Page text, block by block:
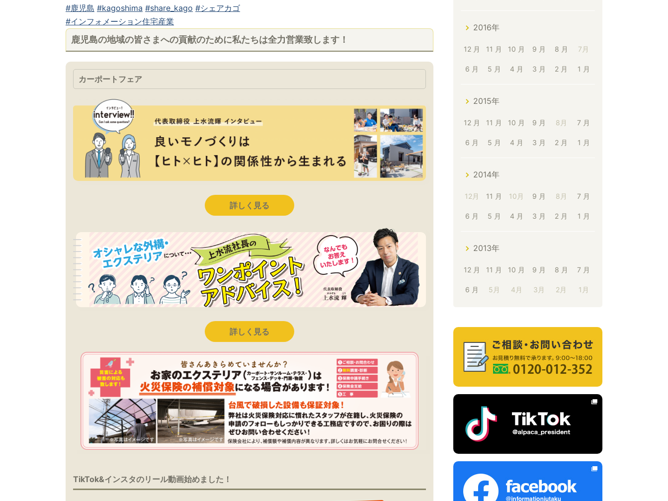
#鹿児島 #kagoshima #share_kago #シェアカゴ
#インフォメーション住宅産業
鹿児島の地域の皆さまへの貢献のために私たちは全力営業致します！
カーポートフェア
詳しく見る
詳しく見る
TikTok&インスタのリール動画始めました！
2016年
12 月 11 月 10 月 9 月 8 月 7月
6 月 5 月 4 月 3 月 2 月 1 月
2015年
12 月 11 月 10 月 9 月 8月 7 月
6 月 5 月 4 月 3 月 2 月 1 月
2014年
12月 11 月 10月 9 月 8月 7 月
6 月 5 月 4 月 3 月 2 月 1 月
2013年
12 月 11 月 10 月 9 月 8 月 7 月
6 月 5月 4月 3月 2月 1月